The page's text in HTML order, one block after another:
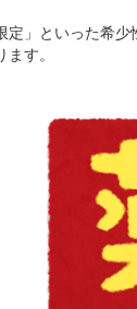
」といった希
す。